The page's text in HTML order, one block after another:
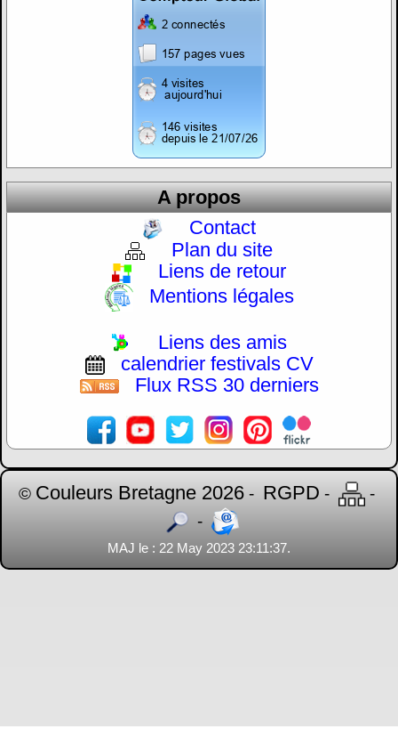
A propos
Contact
Plan du site
Liens de retour
Mentions légales
Liens des amis
calendrier festivals CV
Flux RSS 30 derniers
© Couleurs Bretagne 2026 RGPD
MAJ le : 22 May 2023 23:11:37.